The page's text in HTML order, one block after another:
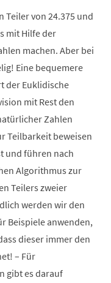
Teiler von 24.375 und
mit Hilfe der
machen. Aber bei
Eine bequemere
der Euklidische
mit Rest den
Zahlen
Teilbarkeit beweisen
und führen nach
Algorithmus zur
Teilers zweier
werden wir den
Beispiele anwenden,
dieser immer den
– Für
gibt es darauf